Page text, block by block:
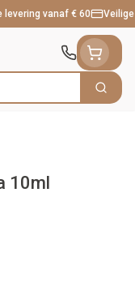
levering vanaf € 60
Zoek
10ml